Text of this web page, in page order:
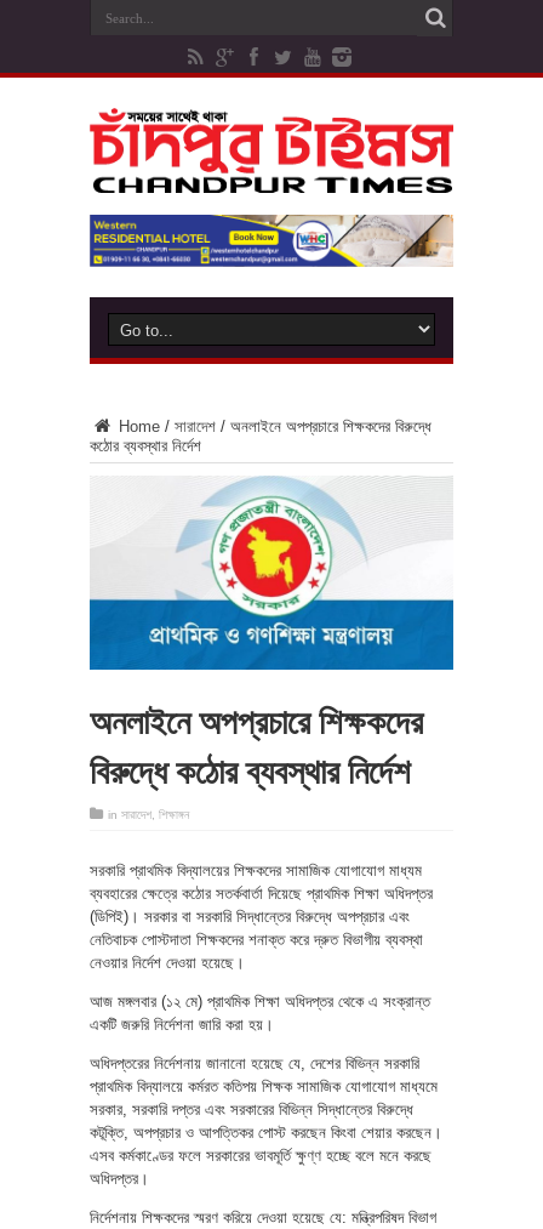
Home / সারাদেশ / অনলাইনে অপপ্রচারে শিক্ষকদের বিরুদ্ধে
কঠোর ব্যবস্থার নির্দেশ
অনলাইনে অপপ্রচারে শিক্ষকদের
বিরুদ্ধে কঠোর ব্যবস্থার নির্দেশ
in সারাদেশ শিক্ষাঙ্গন
সরকারি প্রাথমিক বিদ্যালয়ের শিক্ষকদের সামাজিক যোগাযোগ মাধ্যম
ব্যবহারের ক্ষেত্রে কঠোর সতর্কবার্তা দিয়েছে প্রাথমিক শিক্ষা অধিদপ্তর
(ডিপিই)। সরকার বা সরকারি সিদ্ধান্তের বিরুদ্ধে অপপ্রচার এবং
নেতিবাচক পোস্টদাতা শিক্ষকদের শনাক্ত করে দ্রুত বিভাগীয় ব্যবস্থা
নেওয়ার নির্দেশ দেওয়া হয়েছে।
আজ মঙ্গলবার (১২ মে) প্রাথমিক শিক্ষা অধিদপ্তর থেকে এ সংক্রান্ত
একটি জরুরি নির্দেশনা জারি করা হয়।
অধিদপ্তরের নির্দেশনায় জানানো হয়েছে যে, দেশের বিভিন্ন সরকারি
প্রাথমিক বিদ্যালয়ে কর্মরত কতিপয় শিক্ষক সামাজিক যোগাযোগ মাধ্যমে
সরকার, সরকারি দপ্তর এবং সরকারের বিভিন্ন সিদ্ধান্তের বিরুদ্ধে
কটূক্তি, অপপ্রচার ও আপত্তিকর পোস্ট করছেন কিংবা শেয়ার করছেন।
এসব কর্মকাণ্ডের ফলে সরকারের ভাবমূর্তি ক্ষুণ্ণ হচ্ছে বলে মনে করছে
অধিদপ্তর।
নির্দেশনায় শিক্ষকদের স্মরণ করিয়ে দেওয়া হয়েছে যে: মন্ত্রিপরিষদ বিভাগ